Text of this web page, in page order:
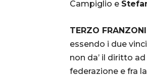
Campiglio e
TERZO FRANZONI
essendo i due
non da’ il diritto
federazione e fra